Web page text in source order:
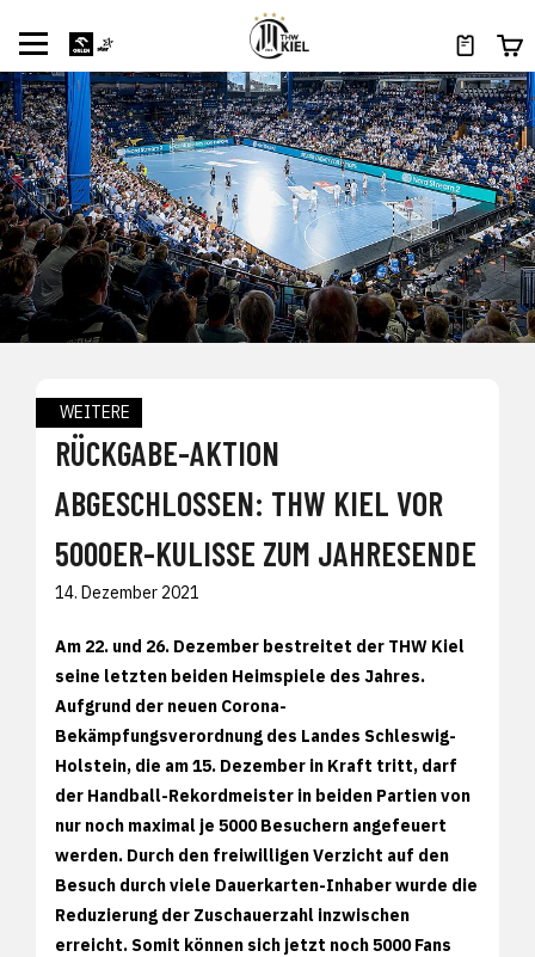
WEITERE
RÜCKGABE-AKTION
ABGESCHLOSSEN: THW KIEL VOR
5000ER-KULISSE ZUM JAHRESENDE
14. Dezember 2021
Am 22. und 26. Dezember bestreitet der THW Kiel
seine letzten beiden Heimspiele des Jahres.
Aufgrund der neuen Corona-
Bekämpfungsverordnung des Landes Schleswig-
Holstein, die am 15. Dezember in Kraft tritt, darf
der Handball-Rekordmeister in beiden Partien von
nur noch maximal je 5000 Besuchern angefeuert
werden. Durch den freiwilligen Verzicht auf den
Besuch durch viele Dauerkarten-Inhaber wurde die
Reduzierung der Zuschauerzahl inzwischen
erreicht. Somit können sich jetzt noch 5000 Fans